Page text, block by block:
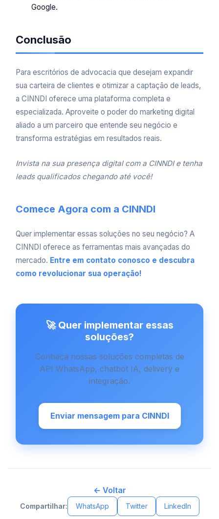
Google.
Conclusão
Para escritórios de advocacia que desejam expandir
sua carteira de clientes e otimizar a captação de leads,
a CINNDI oferece uma plataforma completa e
especializada. Aproveite o poder do marketing digital
aliado a um parceiro que entende seu negócio e
transforma estratégias em resultados reais.
Invista na sua presença digital com a CINNDI e tenha
leads qualificados chegando até você!
Comece Agora com a CINNDI
Quer implementar essas soluções no seu negócio? A
CINNDI oferece as ferramentas mais avançadas do
mercado. Entre em contato conosco e descubra
como revolucionar sua operação!
🚀 Quer implementar essas
soluções?
Conheça nossas soluções completas de
API WhatsApp, chatbot IA, delivery e
integração.
Enviar mensagem para CINNDI
← Voltar
Compartilhar: WhatsApp Twitter LinkedIn